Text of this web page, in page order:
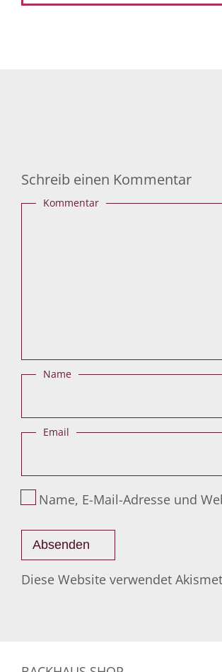
Schreib einen Kommentar
Kommentar
Name
Email
Name, E-Mail-Adresse und
Diese Website verwendet